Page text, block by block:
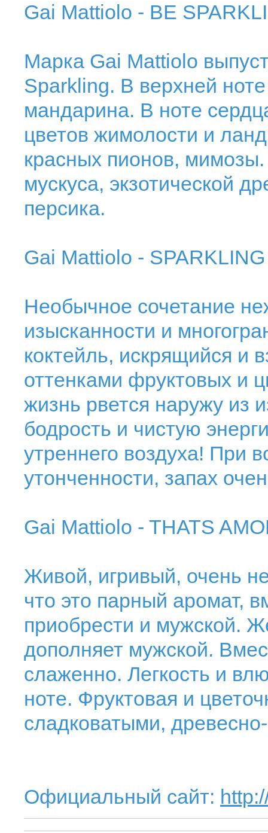
Gai Mattiolo - BE
Марка Gai Mattiolo
Sparkling. В верхней
мандарина. В ноте
цветов жимолости и
красных пионов,
мускуса, экзотической
персика.
Gai Mattiolo - SPARKLING
Необычное сочетание
изысканности и
коктейль, искрящийся и
оттенками фруктовых и
жизнь рвется наружу из
бодрость и чистую
утреннего воздуха! При
утонченности, запах
Gai Mattiolo - THATS
Живой, игривый, очень
что это парный аромат,
приобрести и мужской.
дополняет мужской.
слаженно. Легкость и
ноте. Фруктовая и
сладковатыми,
Официальный сайт: